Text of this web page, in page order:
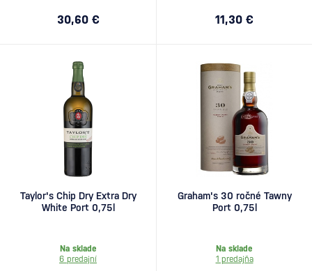
30,60 € 11,30 €
Taylor's Chip Dry Extra Dry
White Port 0,75l
Na sklade
6 predajní
Graham's 30 ročné Tawny
Port 0,75l
Na sklade
1 predajňa